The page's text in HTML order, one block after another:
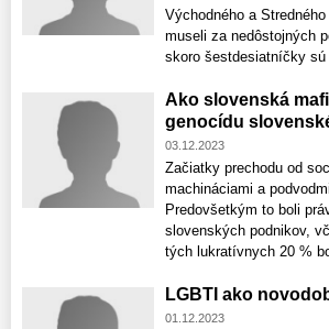
Východného a
museli za nedôstojných
skoro šestdesiatníčky
Ako slovenská
genocídu
03.12.2023
Začiatky prechodu od
machináciami a
Predovšetkým to boli
slovenských podnikov,
tých lukratívnych 20 %
LGBTI ako
01.12.2023